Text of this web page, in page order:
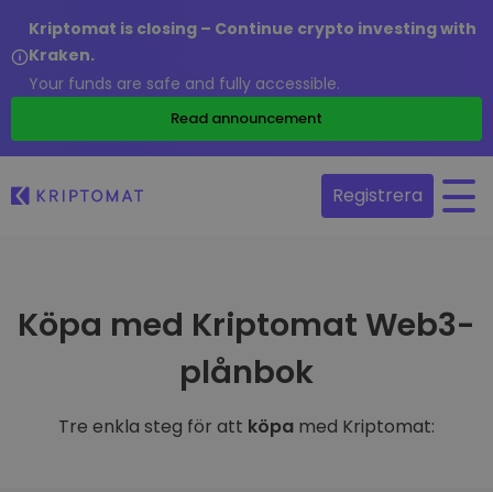
Kriptomat is closing – Continue crypto investing with
Kraken.
Your funds are safe and fully accessible.
Read announcement
Registrera
Köpa med Kriptomat Web3-
plånbok
Tre enkla steg för att köpa med Kriptomat: